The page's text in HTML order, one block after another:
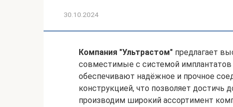
30.10.2024
Компания "Ультрастом" предлагает
совместимые с системой имплантатов
обеспечивают надёжное и прочное
конструкцией, что позволяет достичь
производим широкий ассортимент